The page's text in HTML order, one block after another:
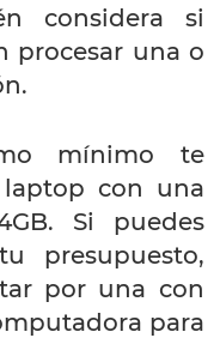
considera si
procesar una o
mínimo te
con una
Si puedes
presupuesto,
por una con
para